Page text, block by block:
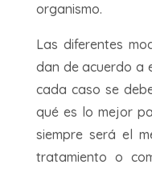
organismo.
Las diferentes
dan de acuerdo a
cada caso se
qué es lo mejor
siempre será el
tratamiento o